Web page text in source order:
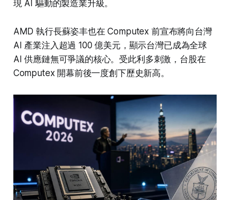
現 AI 驅動的製造業升級。
AMD 執行長蘇姿丰也在 Computex 前宣布將向台灣
AI 產業注入超過 100 億美元，顯示台灣已成為全球
AI 供應鏈無可爭議的核心。受此利多刺激，台股在
Computex 開幕前後一度創下歷史新高。